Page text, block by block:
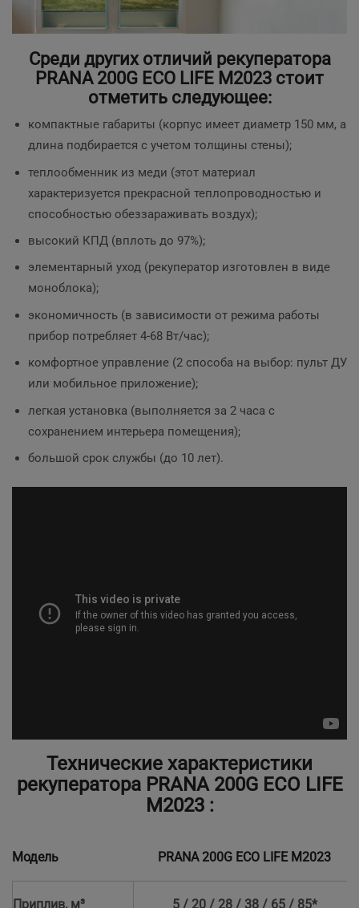
Среди других отличий рекуператора
PRANA 200G ECO LIFE M2023 стоит
отметить следующее:
компактные габариты (корпус имеет диаметр 150 мм, а
длина подбирается с учетом толщины стены);
теплообменник из меди (этот материал
характеризуется прекрасной теплопроводностью и
способностью обеззараживать воздух);
высокий КПД (вплоть до 97%);
элементарный уход (рекуператор изготовлен в виде
моноблока);
экономичность (в зависимости от режима работы
прибор потребляет 4-68 Вт/час);
комфортное управление (2 способа на выбор: пульт ДУ
или мобильное приложение);
легкая установка (выполняется за 2 часа с
сохранением интерьера помещения);
большой срок службы (до 10 лет).
Технические характеристики
рекуператора PRANA 200G ECO LIFE
M2023 :
Модель PRANA 200G ECO LIFE M2023
Приплив, м³ 5 / 20 / 28 / 38 / 65 / 85*